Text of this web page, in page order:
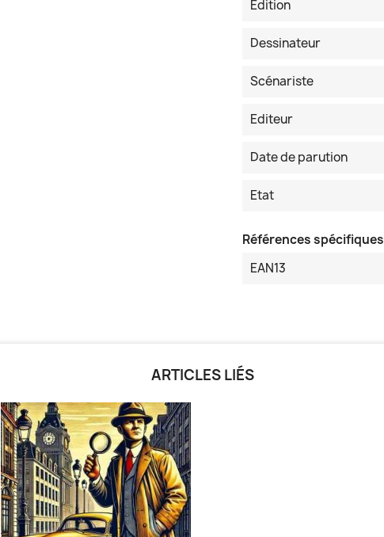
Edition
Dessinateur
Scénariste
Editeur
Date de parution
Etat
Références spécifiques
EAN13
ARTICLES LIÉS